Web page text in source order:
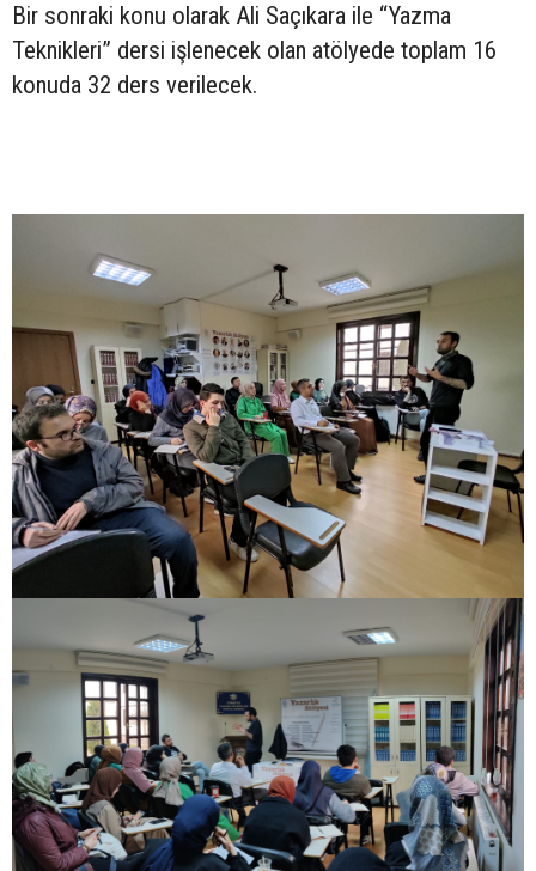
Bir sonraki konu olarak Ali Saçıkara ile “Yazma
Teknikleri” dersi işlenecek olan atölyede toplam 16
konuda 32 ders verilecek.